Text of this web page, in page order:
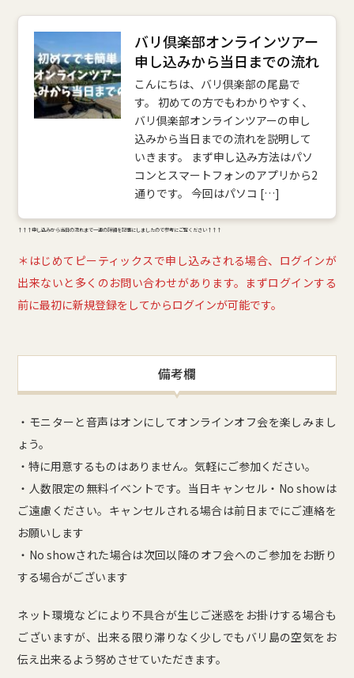
バリ倶楽部オンラインツアー
申し込みから当日までの流れ
こんにちは、バリ倶楽部の尾島で
す。 初めての方でもわかりやすく、
バリ倶楽部オンラインツアーの申し
込みから当日までの流れを説明して
いきます。 まず申し込み方法はパソ
コンとスマートフォンのアプリから2
通りです。 今回はパソコ […]
↑↑↑申し込みから当日の流れまで一連の詳細を記事にしましたので参考にご覧ください↑↑↑
＊はじめてピーティックスで申し込みされる場合、ログインが
出来ないと多くのお問い合わせがあります。まずログインする
前に最初に新規登録をしてからログインが可能です。
備考欄
・モニターと音声はオンにしてオンラインオフ会を楽しみまし
ょう。
・特に用意するものはありません。気軽にご参加ください。
・人数限定の無料イベントです。当日キャンセル・No showは
ご遠慮ください。キャンセルされる場合は前日までにご連絡を
お願いします
・No showされた場合は次回以降のオフ会へのご参加をお断り
する場合がございます
ネット環境などにより不具合が生じご迷惑をお掛けする場合も
ございますが、出来る限り滞りなく少しでもバリ島の空気をお
伝え出来るよう努めさせていただきます。